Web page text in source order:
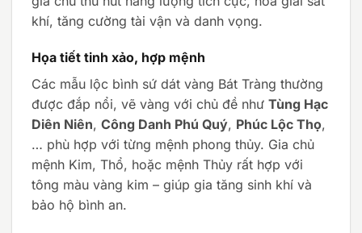
khí, tăng cường tài vận và danh vọng.
Họa tiết tinh xảo, hợp mệnh
Các mẫu lộc bình sứ dát vàng Bát Tràng thường
được đắp nổi, vẽ vàng với chủ đề như Tùng Hạc
Diên Niên, Công Danh Phú Quý, Phúc Lộc Thọ,
… phù hợp với từng mệnh phong thủy. Gia chủ
mệnh Kim, Thổ, hoặc mệnh Thủy rất hợp với
tông màu vàng kim – giúp gia tăng sinh khí và
bảo hộ bình an.